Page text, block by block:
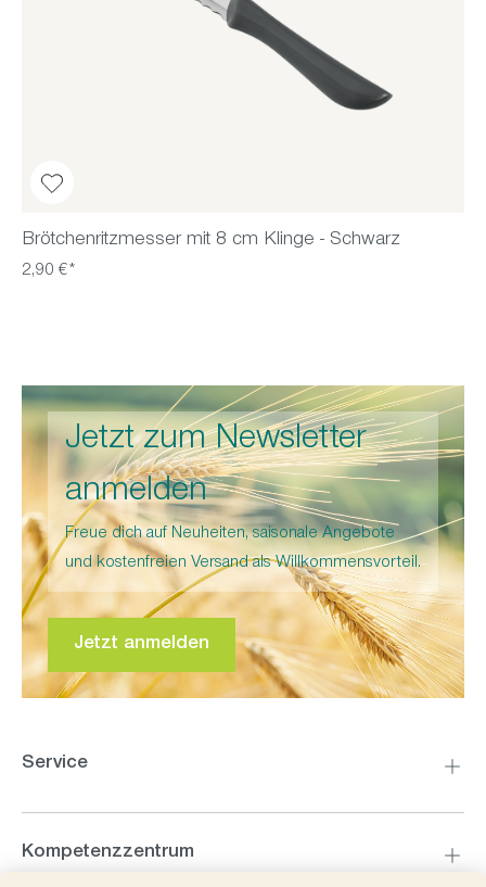
Brötchenritzmesser mit 8 cm Klinge - Schwarz
2,90 €*
Jetzt zum Newsletter
anmelden
Freue dich auf Neuheiten, saisonale Angebote
und kostenfreien Versand als Willkommensvorteil.
Jetzt anmelden
Service
Kompetenzzentrum